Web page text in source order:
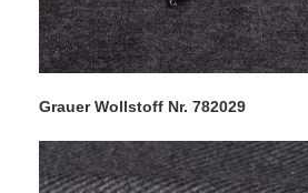
Grauer Wollstoff Nr. 782029